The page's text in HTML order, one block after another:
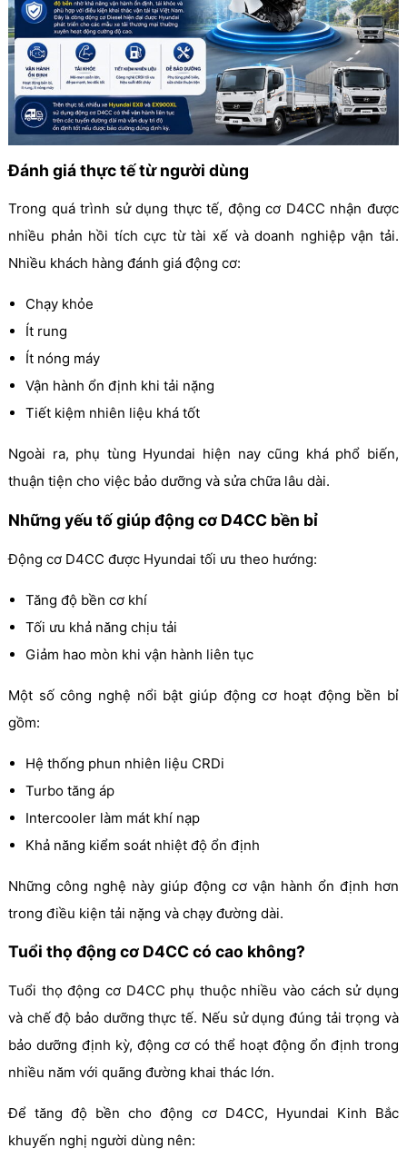
Đánh giá thực tế từ người dùng
Trong quá trình sử dụng thực tế, động cơ D4CC nhận được
nhiều phản hồi tích cực từ tài xế và doanh nghiệp vận tải.
Nhiều khách hàng đánh giá động cơ:
Chạy khỏe
Ít rung
Ít nóng máy
Vận hành ổn định khi tải nặng
Tiết kiệm nhiên liệu khá tốt
Ngoài ra, phụ tùng Hyundai hiện nay cũng khá phổ biến,
thuận tiện cho việc bảo dưỡng và sửa chữa lâu dài.
Những yếu tố giúp động cơ D4CC bền bỉ
Động cơ D4CC được Hyundai tối ưu theo hướng:
Tăng độ bền cơ khí
Tối ưu khả năng chịu tải
Giảm hao mòn khi vận hành liên tục
Một số công nghệ nổi bật giúp động cơ hoạt động bền bỉ
gồm:
Hệ thống phun nhiên liệu CRDi
Turbo tăng áp
Intercooler làm mát khí nạp
Khả năng kiểm soát nhiệt độ ổn định
Những công nghệ này giúp động cơ vận hành ổn định hơn
trong điều kiện tải nặng và chạy đường dài.
Tuổi thọ động cơ D4CC có cao không?
Tuổi thọ động cơ D4CC phụ thuộc nhiều vào cách sử dụng
và chế độ bảo dưỡng thực tế. Nếu sử dụng đúng tải trọng và
bảo dưỡng định kỳ, động cơ có thể hoạt động ổn định trong
nhiều năm với quãng đường khai thác lớn.
Để tăng độ bền cho động cơ D4CC, Hyundai Kinh Bắc
khuyến nghị người dùng nên: